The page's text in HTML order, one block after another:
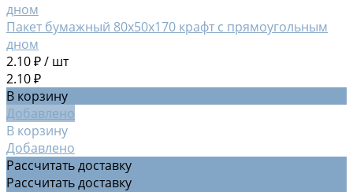
Пакет бумажный 80х50х170 крафт с прямоугольным
дном
2.10 ₽/ шт
2.10 ₽
В корзину
Добавлено
В корзину
Добавлено
Рассчитать доставку
Рассчитать доставку